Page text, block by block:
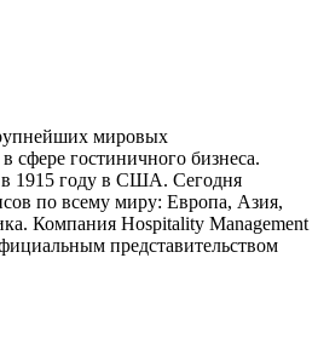
мировых
сфере гостиничного бизнеса.
1915 году в США. Сегодня
по всему миру: Европа, Азия,
Компания Hospitality Management
представительством